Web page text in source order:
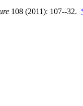
108 (2011): 107--32.